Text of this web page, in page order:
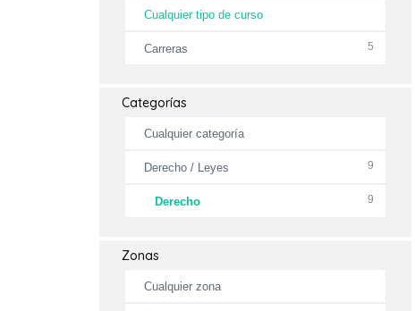
Cualquier tipo de curso
Carreras 5
Categorías
Cualquier categoría
Derecho / Leyes 9
Derecho 9
Zonas
Cualquier zona